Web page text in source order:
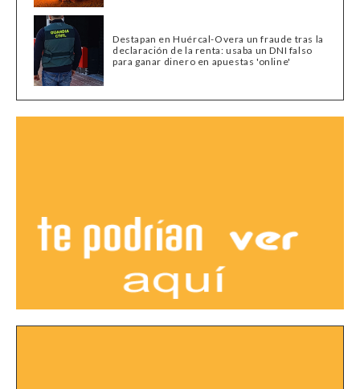
Destapan en Huércal-Overa un fraude tras la
declaración de la renta: usaba un DNI falso
para ganar dinero en apuestas 'online'